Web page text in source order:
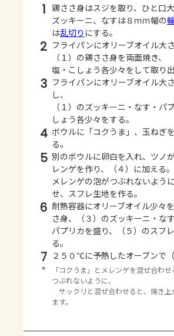
1 鶏ささ身はスジを取り、ひと口大
ズッキーニ、なすは８ｍｍ幅の
は乱切り にする。
2 フライパンにオリーブオイル大
（１）の鶏ささ身を両面焼き、
塩・こしょう各少々をして取り出
3 フライパンにオリーブオイル大
し、
（１）のズッキーニ・なす・パ
しょう各少々をする。
4 ボウルに「コクうま」、玉ねぎ
る。
5 別のボウルに卵白を入れ、ツノ
レンゲを作り、（４）に加える。
メレンゲの泡がつぶれないよう
せ、スフレ生地を作る。
6 耐熱容器にオリーブオイル少々
さ身、（３）のズッキーニ・な
パプリカを盛り、（５）のスフ
る。
7 ２５０℃に予熱したオーブンで
＊
「コクうま」とメレンゲを混ぜ合わ
つぶれないように、
サックリと混ぜ合わせると、焼き上
ます。